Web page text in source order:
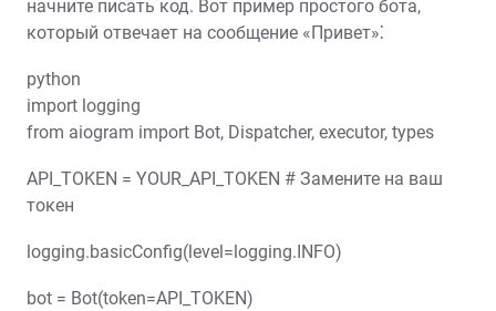
начните писать код. Вот пример простого бота,
который отвечает на сообщение «Привет»⁚
python
import logging
from aiogram import Bot, Dispatcher, executor, types
API_TOKEN = YOUR_API_TOKEN # Замените на ваш
токен
logging.basicConfig(level=logging.INFO)
bot = Bot(token=API_TOKEN)